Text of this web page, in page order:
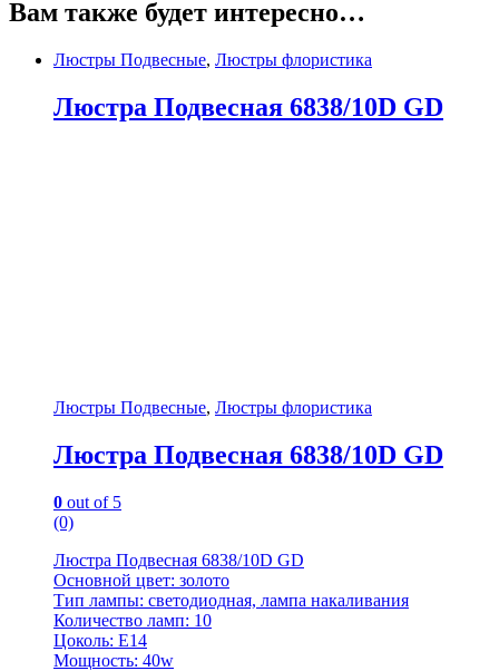
Вам также будет интересно…
Люстры Подвесные, Люстры флористика
Люстра Подвесная 6838/10D GD
Люстры Подвесные, Люстры флористика
Люстра Подвесная 6838/10D GD
0 out of 5
(0)
Люстра Подвесная 6838/10D GD
Основной цвет: золото
Тип лампы: светодиодная, лампа накаливания
Количество ламп: 10
Цоколь: E14
Мощность: 40w